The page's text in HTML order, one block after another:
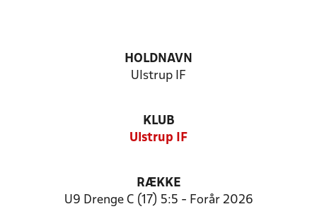
HOLDNAVN
Ulstrup IF
KLUB
Ulstrup IF
RÆKKE
U9 Drenge C (17) 5:5 - Forår 2026